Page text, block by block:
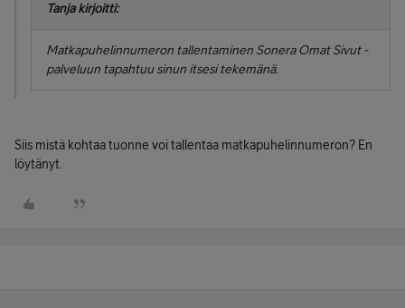
Tanja kirjoitti:
Matkapuhelinnumeron tallentaminen Sonera Omat Sivut -
palveluun tapahtuu sinun itsesi tekemänä.
Siis mistä kohtaa tuonne voi tallentaa matkapuhelinnumeron? En
löytänyt.